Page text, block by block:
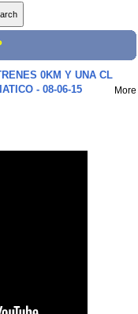
0KM Y UNA CL
- 08-06-15
More